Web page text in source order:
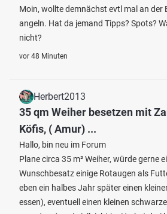
Moin, wollte demnächst evtl mal an der
angeln. Hat da jemand Tipps? Spots?
nicht?
vor 48 Minuten
Herbert2013
35 qm Weiher besetzen mit
Köfis, ( Amur) ...
Hallo, bin neu im Forum
Plane circa 35 m² Weiher, würde gerne
Wunschbesatz einige Rotaugen als
eben ein halbes Jahr später einen
essen), eventuell einen kleinen